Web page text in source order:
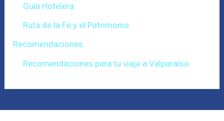
Guía Hotelera
Ruta de la Fé y el Patrimonio
Recomendaciones
Recomendaciones para tu viaje a Valparaíso